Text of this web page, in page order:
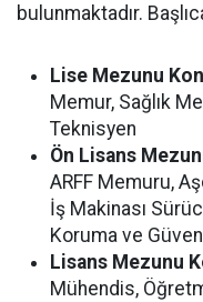
bulunmaktadır.
Lise Mezunu
Memur, Sağlık
Teknisyen
Ön Lisans
ARFF Memuru,
İş Makinası
Koruma ve
Lisans Mezunu
Mühendis,